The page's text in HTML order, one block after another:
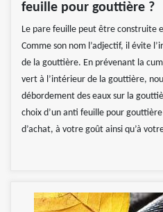
feuille pour gouttière ?
Le pare feuille peut être construite
Comme son nom l’adjectif, il évite
de la gouttière. En prévenant la
vert à l’intérieur de la gouttière,
débordement des eaux sur la
choix d’un anti feuille pour
d’achat, à votre goût ainsi qu’à